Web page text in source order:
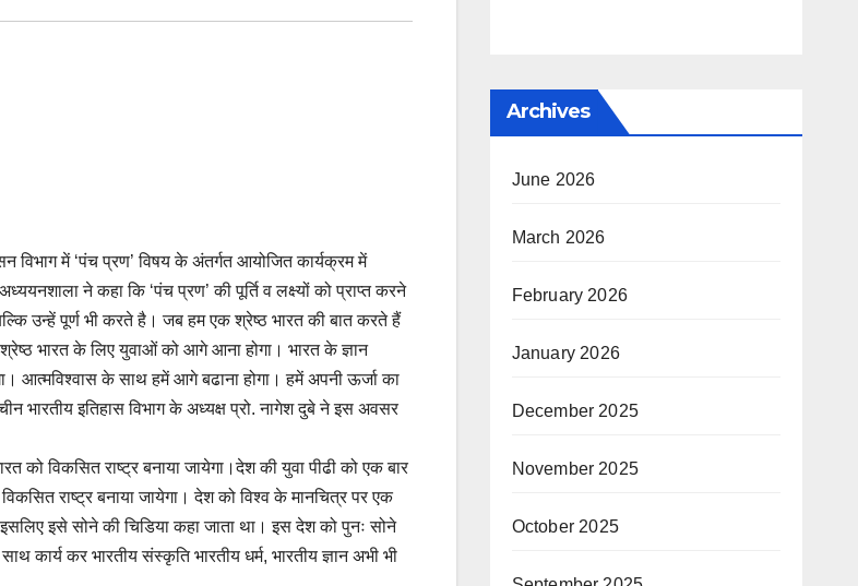
विभाग में ‘पंच प्रण’ विषय के अंतर्गत आयोजित कार्यक्रम में
ने कहा कि ‘पंच प्रण’ की पूर्ति व लक्ष्यों को प्राप्त करने
उन्हें पूर्ण भी करते है। जब हम एक श्रेष्ठ भारत की बात करते हैं
भारत के लिए युवाओं को आगे आना होगा। भारत के ज्ञान
आत्मविश्वास के साथ हमें आगे बढाना होगा। हमें अपनी ऊर्जा का
भारतीय इतिहास विभाग के अध्यक्ष प्रो. नागेश दुबे ने इस अवसर
को विकसित राष्ट्र बनाया जायेगा।देश की युवा पीढी को एक बार
राष्ट्र बनाया जायेगा। देश को विश्व के मानचित्र पर एक
इसे सोने की चिडिया कहा जाता था। इस देश को पुनः सोने
कर भारतीय संस्कृति भारतीय धर्म, भारतीय ज्ञान अभी भी
Archives
June 2026
March 2026
February 2026
January 2026
December 2025
November 2025
October 2025